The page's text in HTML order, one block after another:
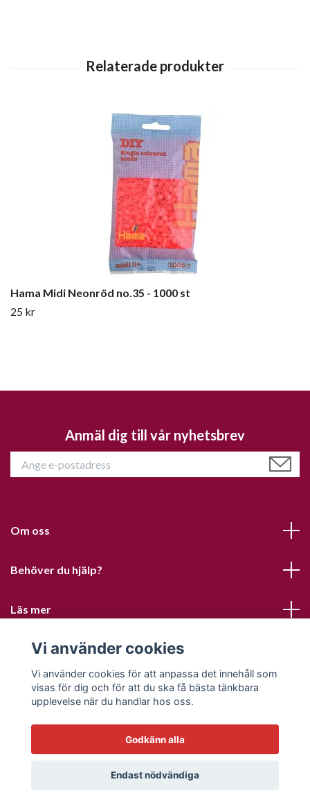
Hama Midi Neonröd no.35 - 1000 st
25 kr
Anmäl dig till vår nyhetsbrev
Om oss
Behöver du hjälp?
Läs mer
Sociala medier
© 2026 Sofias PysselParadis
Vi använder cookies
Vi använder cookies för att anpassa det innehåll som
visas för dig och för att du ska få bästa tänkbara
upplevelse när du handlar hos oss.
Godkänn alla
Endast nödvändiga